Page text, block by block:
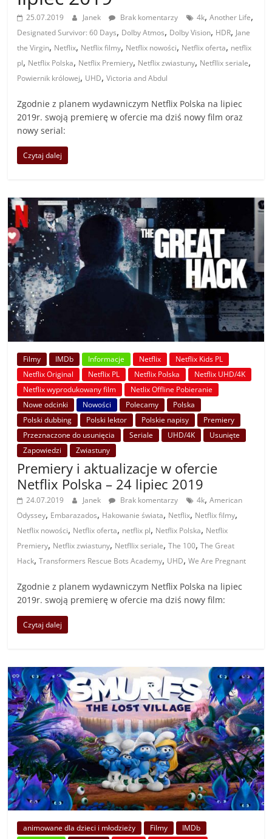
25.07.2019 Janek Brak komentarzy 4k,Another Life,
Designated Survivor: 60 Days, Dolby Atmos, Dolby Vision, HDR, Jane
the Virgin, Netflix, Netflix filmy, Netflix nowości, Netflix oferta, netflix
pl, Netflix Polska, Netflix Premiery, Netflix zwiastuny, Netfllix seriale,
Powiernik królowej, UHD,Victoria and Abdul
Zgodnie z planem wydawniczym Netflix Polska na lipiec
2019r. swoją premierę w ofercie ma dziś nowy film oraz
nowy serial:
Czytaj dalej
Filmy IMDb Informacje Netflix
Netflix Kids PL
Netflix Original
Netflix PL Netflix Polska
Netflix UHD/4K
Netflix wyprodukowany film
Netlix Offline Pobieranie
Nowe odcinki
Nowości Polecamy
Polska
Polski dubbing
Polski lektor Polskie napisy
Premiery
Przeznaczone do usunięcia
Seriale UHD/4K
Usunięte
Zapowiedzi
Zwiastuny
Premiery i aktualizacje w ofercie
Netflix Polska – 24 lipiec 2019
24.07.2019 Janek Brak komentarzy 4k,American
Odyssey, Embarazados, Hakowanie świata, Netflix, Netflix filmy,
Netflix nowości, Netflix oferta, netflix pl, Netflix Polska, Netflix
Premiery, Netflix zwiastuny, Netfllix seriale,The 100,The Great
Hack,Transformers Rescue Bots Academy, UHD,We Are Pregnant
Zgodnie z planem wydawniczym Netflix Polska na lipiec
2019r. swoją premierę w ofercie ma dziś nowy film:
Czytaj dalej
animowane dla dzieci i młodzieży Filmy
IMDb